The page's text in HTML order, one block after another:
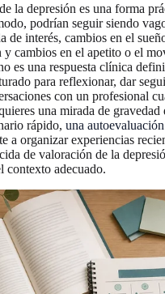
la depresión es una forma
podrían seguir siendo
de interés, cambios en el
y cambios en el apetito o el
es una respuesta clínica
para reflexionar, dar
con un profesional
una mirada de gravedad
rápido, una
a organizar experiencias
de valoración de la
contexto adecuado.